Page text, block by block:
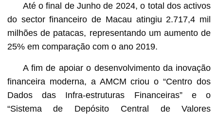
Até o final de Junho de 2024, o total dos activos
do sector financeiro de Macau atingiu 2.717,4 mil
milhões de patacas, representando um aumento de
25% em comparação com o ano 2019.
A fim de apoiar o desenvolvimento da inovação
financeira moderna, a AMCM criou o “Centro dos
Dados das Infra-estruturas Financeiras” e o
“Sistema de Depósito Central de Valores